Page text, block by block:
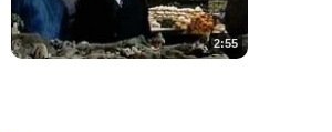
2:55